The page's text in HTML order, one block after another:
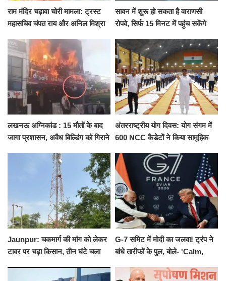
राम मंदिर चढ़ावा चोरी मामला: ट्रस्ट
महासचिव चंपत राय और अनिल मिश्रा
को नहीं...
सावन में शुरू हो सकता है वाराणसी
रोपवे, सिर्फ 15 मिनट में पहुंच सकेंगे
किराया
लखनऊ अग्निकांड : 15 मौतों के बाद
जागा प्रशासन, अवैध बिल्डिंग को गिराने
अंतरराष्ट्रीय योग दिवस: योग संगम में
600 NCC कैडेटों ने किया सामूहिक
संकल्प
Jaunpur: चकमार्ग की मांग को लेकर
टावर पर चढ़ा किसान, तीन घंटे चला
G-7 समिट में मोदी का जलवा! ट्रंप ने
बांधे तारीफों के पुल, बोले- 'Calm,